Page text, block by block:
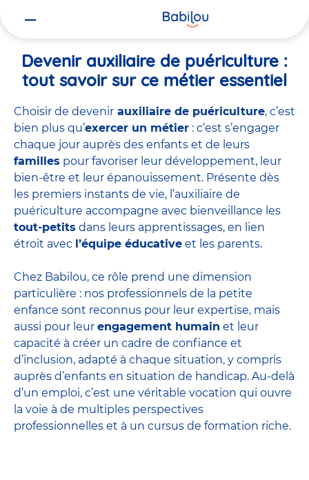
Devenir auxiliaire de puériculture :
tout savoir sur ce métier essentiel
Choisir de devenir auxiliaire de puériculture, c’est
bien plus qu’exercer un métier : c’est s’engager
chaque jour auprès des enfants et de leurs
familles pour favoriser leur développement, leur
bien-être et leur épanouissement. Présente dès
les premiers instants de vie, l’auxiliaire de
puériculture accompagne avec bienveillance les
tout-petits dans leurs apprentissages, en lien
étroit avec l’équipe éducative et les parents.
Chez Babilou, ce rôle prend une dimension
particulière : nos professionnels de la petite
enfance sont reconnus pour leur expertise, mais
aussi pour leur engagement humain et leur
capacité à créer un cadre de confiance et
d’inclusion, adapté à chaque situation, y compris
auprès d’enfants en situation de handicap. Au-delà
d’un emploi, c’est une véritable vocation qui ouvre
la voie à de multiples perspectives
professionnelles et à un cursus de formation riche.